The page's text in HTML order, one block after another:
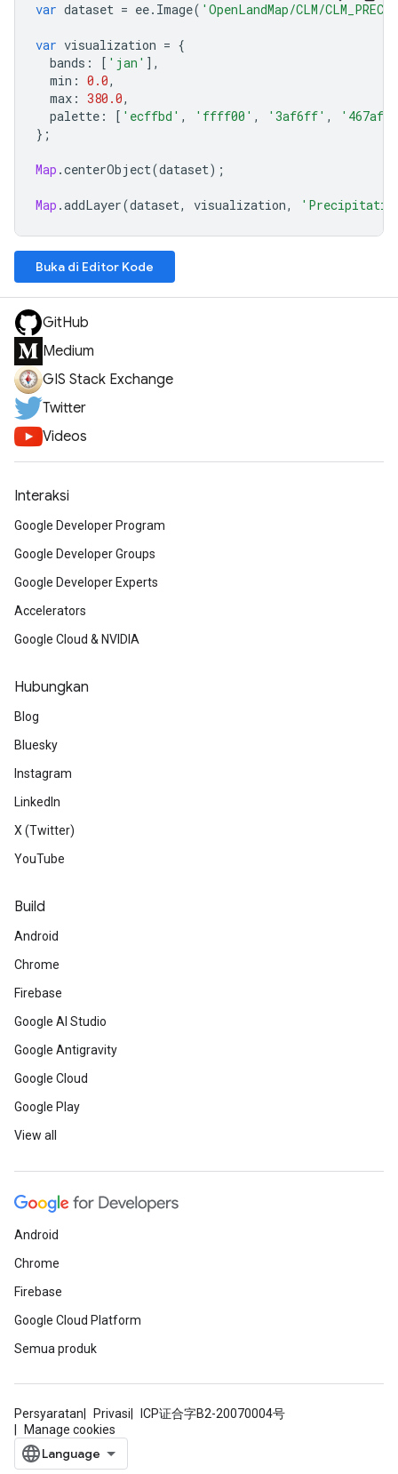
var dataset = ee. Image( 'OpenLandMap/CLM/
var visualization = {
bands : [ 'jan' ],
min : 0.0,
max : 380.0,
palette : [ 'ecffbd' , 'ffff00' , '3af6ff' ,
'467aff'
};
Map .centerObject(dataset);
Map .addLayer(dataset, visualization,
Buka di Editor Kode
GitHub
Medium
GIS Stack Exchange
Twitter
Videos
Interaksi
Google Developer Program
Google Developer Groups
Google Developer Experts
Accelerators
Google Cloud & NVIDIA
Hubungkan
Blog
Bluesky
Instagram
LinkedIn
X (Twitter)
YouTube
Build
Android
Chrome
Firebase
Google AI Studio
Google Antigravity
Google Cloud
Google Play
View all
Android
Chrome
Firebase
Google Cloud Platform
Semua produk
Persyaratan Privasi
ICP证合字B2-20070004号
Manage cookies